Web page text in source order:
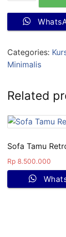
Categories:
Minimalis
Related
Sofa Tamu
Rp 8.500.000